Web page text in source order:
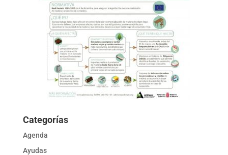
Categorías
Agenda
Ayudas